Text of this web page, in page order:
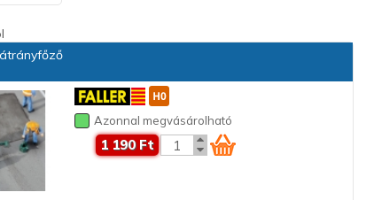
Azonnal megvásárolható
1 190 Ft